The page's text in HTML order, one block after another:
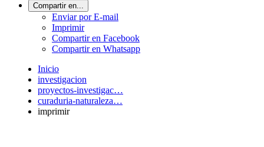
Compartir en...
Enviar por E-mail
Imprimir
Compartir en Facebook
Compartir en Whatsapp
Inicio
investigacion
proyectos-investigac…
curaduria-naturaleza…
imprimir